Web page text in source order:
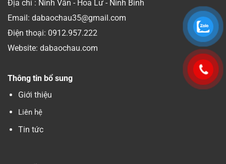
Địa chỉ : Ninh Vân - Hoa Lư - Ninh Bình
Email: dabaochau35@gmail.com
Điện thoại: 0912.957.222
Website: dabaochau.com
Thông tin bổ sung
Giới thiệu
Liên hệ
Tin tức